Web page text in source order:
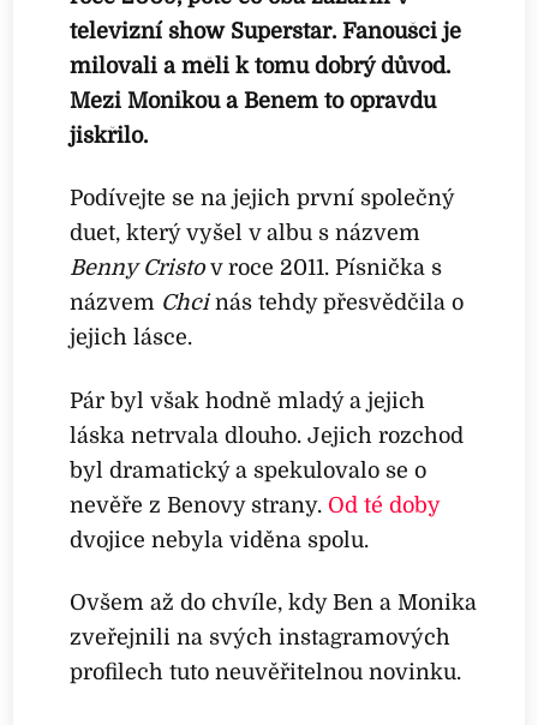
televizní show Superstar. Fanoušci je
milovali a měli k tomu dobrý důvod.
Mezi Monikou a Benem to opravdu
jiskřilo.
Podívejte se na jejich první společný
duet, který vyšel v albu s názvem
Benny Cristov roce 2011. Písnička s
názvem Chcinás tehdy přesvědčila o
jejich lásce.
Pár byl však hodně mladý a jejich
láska netrvala dlouho. Jejich rozchod
byl dramatický a spekulovalo se o
nevěře z Benovy strany. Od té doby
dvojice nebyla viděna spolu.
Ovšem až do chvíle, kdy Ben a Monika
zveřejnili na svých instagramových
profilech tuto neuvěřitelnou novinku.